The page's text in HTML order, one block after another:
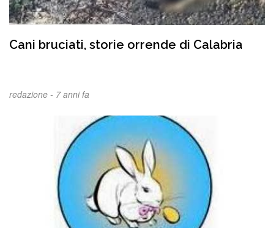
Cani bruciati, storie orrende di Calabria
redazione - 7 anni fa